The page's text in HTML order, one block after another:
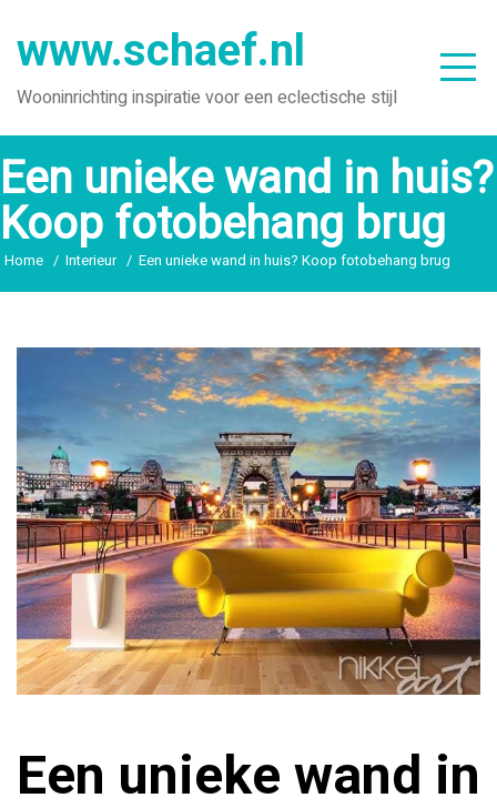
naar
inhoud
www.schaef.nl
Wooninrichting inspiratie voor een eclectische stijl
Een unieke wand in huis?
Koop fotobehang brug
Home Interieur Een unieke wand in huis? Koop fotobehang brug
Een unieke wand in